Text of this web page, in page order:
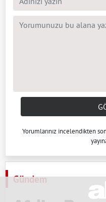
Yorumlarınız incelendikten
Gündem